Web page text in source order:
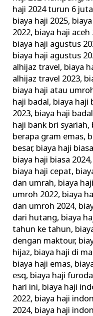
haji 2024 turun 6 juta
biaya haji 2025,
2022, biaya haji aceh
biaya haji agustus
biaya haji agustus
alhijaz travel, biaya
alhijaz travel 2023,
biaya haji atau
haji badal, biaya haji
2023, biaya haji
haji bank bri syariah,
berapa gram emas,
besar, biaya haji
biaya haji biasa 2024,
biaya haji cepat,
dan umrah, biaya
umroh 2022, biaya
dan umroh 2024,
dari hutang, biaya
tahun ke tahun,
dengan maktour,
hijaz, biaya haji di
biaya haji emas,
esq, biaya haji furoda
hari ini, biaya haji
2022, biaya haji
2024, biaya haji